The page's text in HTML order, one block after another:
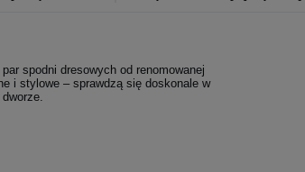
spodni dresowych od renomowanej
i stylowe – sprawdzą się doskonale w